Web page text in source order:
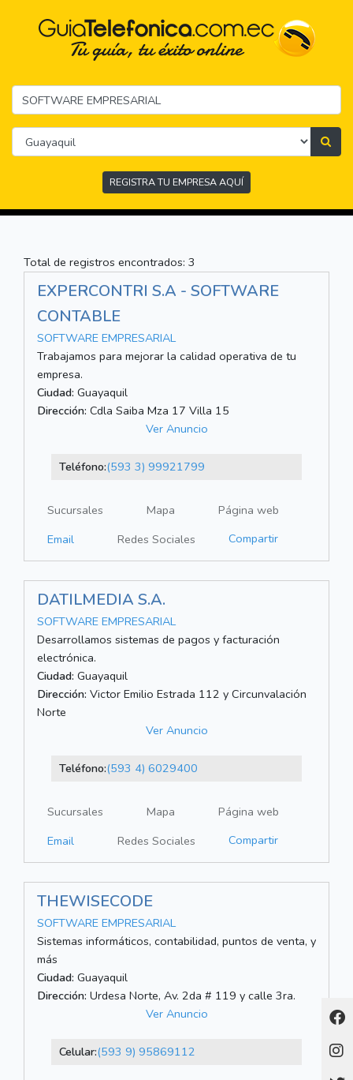
REGISTRA TU EMPRESA AQUÍ
Total de registros encontrados: 3
EXPERCONTRI S.A - SOFTWARE
CONTABLE
SOFTWARE EMPRESARIAL
Trabajamos para mejorar la calidad operativa de tu
empresa.
Ciudad: Guayaquil
Dirección: Cdla Saiba Mza 17 Villa 15
Ver Anuncio
Teléfono:(593 3) 99921799
Sucursales Mapa
Página web
Email
Redes Sociales Compartir
DATILMEDIA S.A.
SOFTWARE EMPRESARIAL
Desarrollamos sistemas de pagos y facturación
electrónica.
Ciudad: Guayaquil
Dirección: Victor Emilio Estrada 112 y Circunvalación
Norte
Ver Anuncio
Teléfono:(593 4) 6029400
Sucursales Mapa
Página web
Email
Redes Sociales Compartir
THEWISECODE
SOFTWARE EMPRESARIAL
Sistemas informáticos, contabilidad, puntos de venta, y
más
Ciudad: Guayaquil
Dirección: Urdesa Norte, Av. 2da # 119 y calle 3ra.
Ver Anuncio
Celular:(593 9) 95869112